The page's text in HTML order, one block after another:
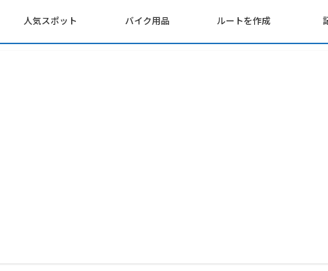
人気スポット バイク用品 ルートを作成